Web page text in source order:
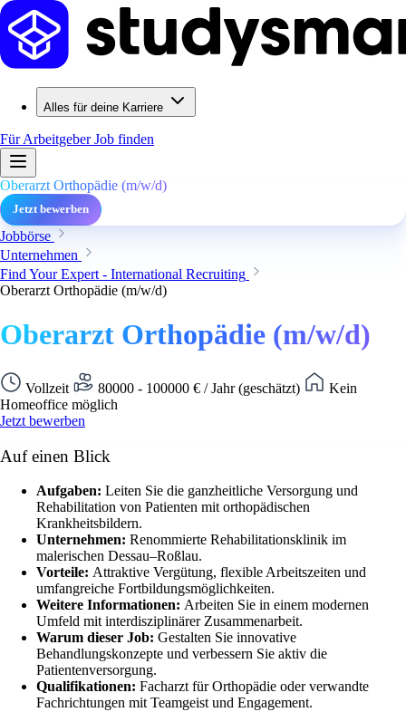
Alles für deine Karriere
Für ArbeitgeberJob finden
Oberarzt Orthopädie (m/w/d)
Jetzt bewerben
Jobbörse
Unternehmen
Find Your Expert - International Recruiting
Oberarzt Orthopädie (m/w/d)
Oberarzt Orthopädie (m/w/d)
Vollzeit 80000 - 100000 € / Jahr (geschätzt)
Kein
Homeoffice möglich
Jetzt bewerben
Auf einen Blick
Aufgaben: Leiten Sie die ganzheitliche Versorgung und
Rehabilitation von Patienten mit orthopädischen
Krankheitsbildern.
Unternehmen: Renommierte Rehabilitationsklinik im
malerischen Dessau–Roßlau.
Vorteile: Attraktive Vergütung, flexible Arbeitszeiten und
umfangreiche Fortbildungsmöglichkeiten.
Weitere Informationen: Arbeiten Sie in einem modernen
Umfeld mit interdisziplinärer Zusammenarbeit.
Warum dieser Job: Gestalten Sie innovative
Behandlungskonzepte und verbessern Sie aktiv die
Patientenversorgung.
Qualifikationen: Facharzt für Orthopädie oder verwandte
Fachrichtungen mit Teamgeist und Engagement.